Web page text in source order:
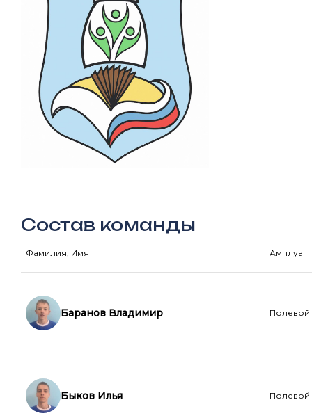
Состав команды
Фамилия, Имя Амплуа
Баранов Владимир Полевой
Быков Илья Полевой